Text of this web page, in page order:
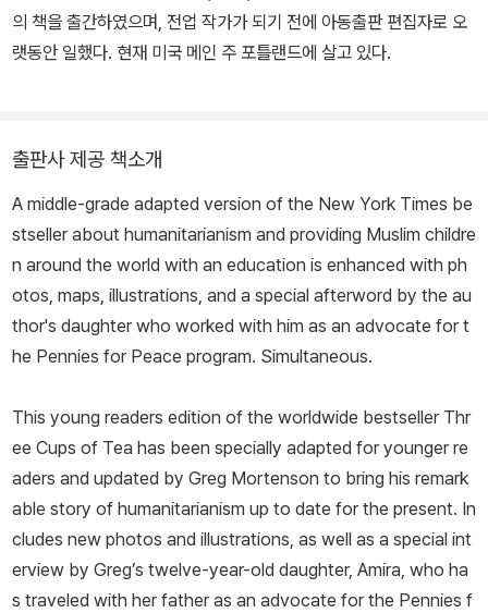
협을 받기도 했다. 1년의 반 이상은 중앙아시아협회의 일 때문에 해외
에 나가 있지만, 미국의 몬태나 주에서 심리학자인 부인 타라 비숍 박
의 책을 출간하였으며, 전업 작가가 되기 전에 아동출판 편집자로 오
랫동안 일했다. 현재 미국 메인 주 포틀랜드에 살고 있다.
출판사 제공 책소개
A middle-grade adapted version of the New York Times be
stseller about humanitarianism and providing Muslim childre
n around the world with an education is enhanced with ph
otos, maps, illustrations, and a special afterword by the au
thor's daughter who worked with him as an advocate for t
he Pennies for Peace program. Simultaneous.
This young readers edition of the worldwide bestseller Thr
ee Cups of Tea has been specially adapted for younger re
aders and updated by Greg Mortenson to bring his remark
able story of humanitarianism up to date for the present. In
cludes new photos and illustrations, as well as a special int
erview by Greg’s twelve-year-old daughter, Amira, who ha
s traveled with her father as an advocate for the Pennies f